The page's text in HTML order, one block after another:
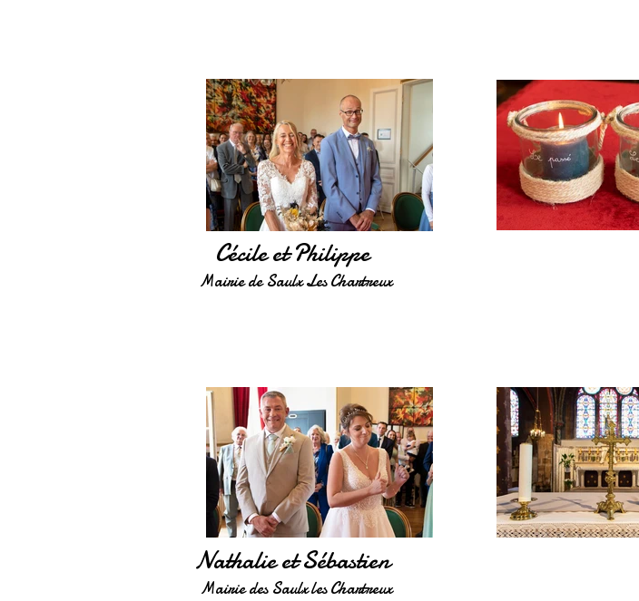
Cécile et Philippe
Mairie de Saulx Les Chartreux
Nathalie et Sébastien
Mairie des Saulx les Chartreux